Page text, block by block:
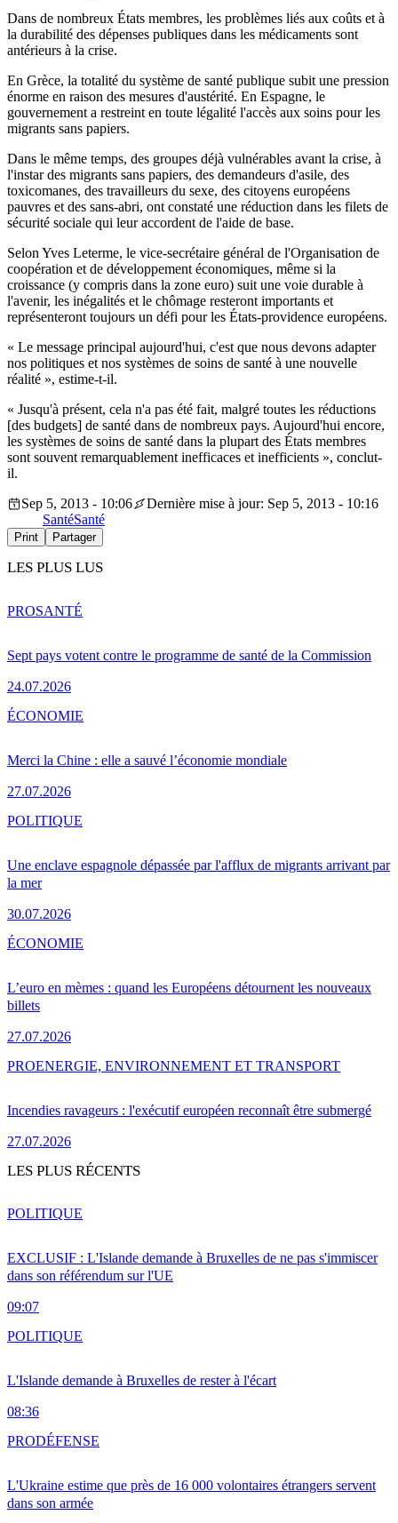
Dans de nombreux États membres, les problèmes liés aux coûts et à
la durabilité des dépenses publiques dans les médicaments sont
antérieurs à la crise.
En Grèce, la totalité du système de santé publique subit une pression
énorme en raison des mesures d'austérité. En Espagne, le
gouvernement a restreint en toute légalité l'accès aux soins pour les
migrants sans papiers.
Dans le même temps, des groupes déjà vulnérables avant la crise, à
l'instar des migrants sans papiers, des demandeurs d'asile, des
toxicomanes, des travailleurs du sexe, des citoyens européens
pauvres et des sans-abri, ont constaté une réduction dans les filets de
sécurité sociale qui leur accordent de l'aide de base.
Selon Yves Leterme, le vice-secrétaire général de l'Organisation de
coopération et de développement économiques, même si la
croissance (y compris dans la zone euro) suit une voie durable à
l'avenir, les inégalités et le chômage resteront importants et
représenteront toujours un défi pour les États-providence européens.
« Le message principal aujourd'hui, c'est que nous devons adapter
nos politiques et nos systèmes de soins de santé à une nouvelle
réalité », estime-t-il.
« Jusqu'à présent, cela n'a pas été fait, malgré toutes les réductions
[des budgets] de santé dans de nombreux pays. Aujourd'hui encore,
les systèmes de soins de santé dans la plupart des États membres
sont souvent remarquablement inefficaces et inefficients », conclut-
il.
Sep 5, 2013 - 10:06
Dernière mise à jour: Sep 5, 2013 - 10:16
SantéSanté
Print Partager
LES PLUS LUS
Sept pays votent contre le programme de santé de la Commission
24.07.2026
PROSANTÉ
Merci la Chine : elle a sauvé l’économie mondiale
27.07.2026
ÉCONOMIE
Une enclave espagnole dépassée par l'afflux de migrants arrivant par
la mer
30.07.2026
POLITIQUE
L’euro en mèmes : quand les Européens détournent les nouveaux
billets
27.07.2026
ÉCONOMIE
Incendies ravageurs : l'exécutif européen reconnaît être submergé
27.07.2026
PROENERGIE, ENVIRONNEMENT ET TRANSPORT
LES PLUS RÉCENTS
EXCLUSIF : L'Islande demande à Bruxelles de ne pas s'immiscer
dans son référendum sur l'UE
09:07
POLITIQUE
L'Islande demande à Bruxelles de rester à l'écart
08:36
POLITIQUE
L'Ukraine estime que près de 16 000 volontaires étrangers servent
dans son armée
PRODÉFENSE